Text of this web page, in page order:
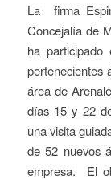
La firma
Concejalía de
ha
pertenecientes
área de
días 15 y 22
una visita
de 52 nuevos
empresa. El